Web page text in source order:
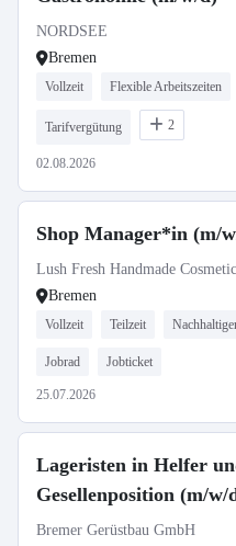
NORDSEE
Bremen
Vollzeit Flexible Arbeitszeiten
Tarifvergütung 2
02.08.2026
Shop Manager*in (m/
Lush Fresh Handmade
Bremen
Vollzeit Teilzeit
Jobrad Jobticket
25.07.2026
Lageristen in Helfer
Gesellenposition (m/w/
Bremer Gerüstbau GmbH